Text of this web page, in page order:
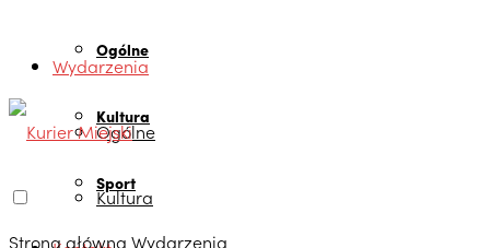
Ogólne
Kultura
Sport
Wydarzenia
Ogólne
Kultura
Strona główna Wydarzenia